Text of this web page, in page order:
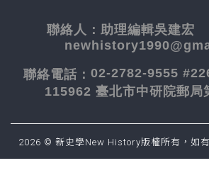
聯絡人： 助理編輯吳建
聯絡電話： 02-2782-9555
115962 臺北市中研院郵局
2026 © 新史學New History版權所有，如